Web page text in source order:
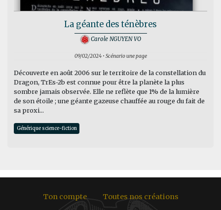
La géante des ténèbres
Carole NGUYEN VO
09/02/2024 • Scénario une page
Découverte en août 2006 sur le territoire de la constellation du
Dragon, TrEs-2b est connue pour être la planète la plus
sombre jamais observée. Elle ne reflète que 1% de la lumière
de son étoile ; une géante gazeuse chauffée au rouge du fait de
sa proxi...
Générique science-fiction
Ton compte Toutes nos créations